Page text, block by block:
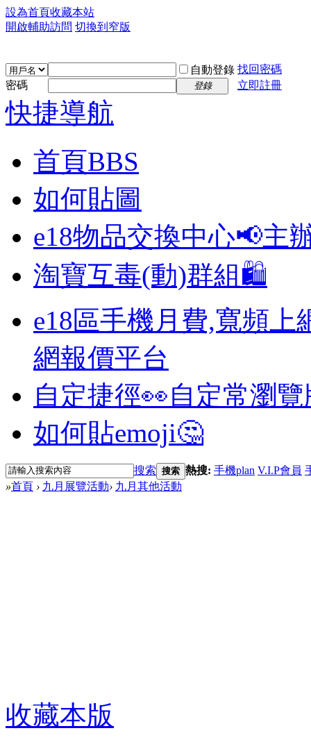
設為首頁收藏本站
開啟輔助訪問 切換到窄版
自動登錄 找回密碼
密碼
登錄 立即註冊
快捷導航
首頁BBS
如何貼圖
e18物品交換中心📢主
淘寶互毒(動)群組🛍️
e18區手機月費,寬頻上
網報價平台
自定捷徑👀自定常瀏
如何貼emoji🤔
搜索 搜索 熱搜: 手機plan V.I.P會員
»首頁 › 九月展覽活動› 九月其他活動
收藏本版